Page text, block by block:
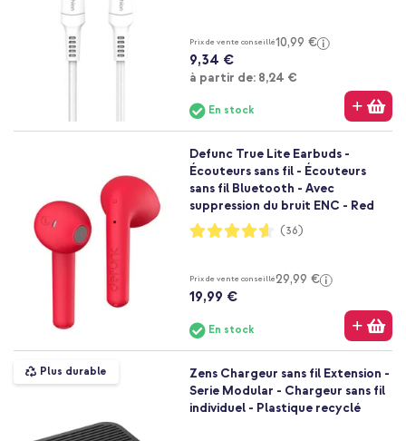
Prix de vente conseillé10,99 €
9,34 €
à partir de: À partir de
8,24 €
En stock
Defunc True Lite Earbuds -
Écouteurs sans fil - Écouteurs
sans fil Bluetooth - Avec
suppression du bruit ENC - Red
Notation:
92%
(36)
Prix de vente conseillé29,99 €
19,99 €
En stock
Plus durable
Zens Chargeur sans fil Extension -
Serie Modular - Chargeur sans fil
individuel - Plastique recyclé